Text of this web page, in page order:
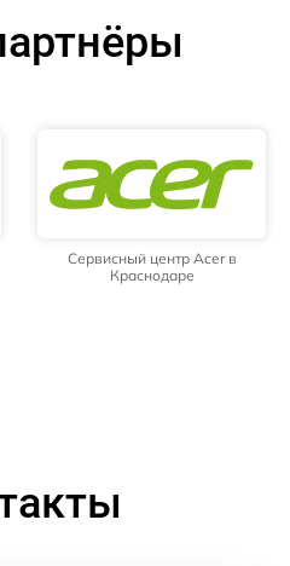
Сервисный центр Acer в
Краснодаре